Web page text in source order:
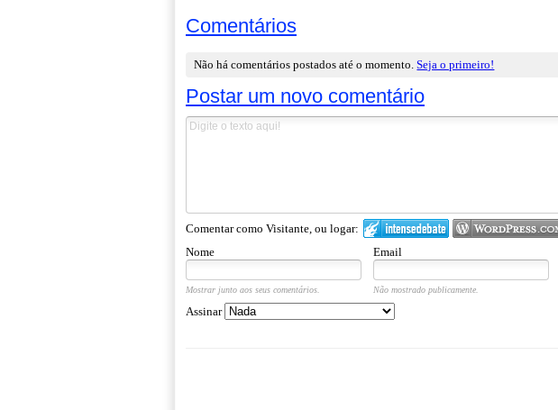
Comentários
Não há comentários postados até o momento.Seja o primeiro!
Postar um novo comentário
Comentar como Visitante, ou logar:
Nome Email
Mostrar junto aos seus comentários. Não mostrado publicamente.
Assinar